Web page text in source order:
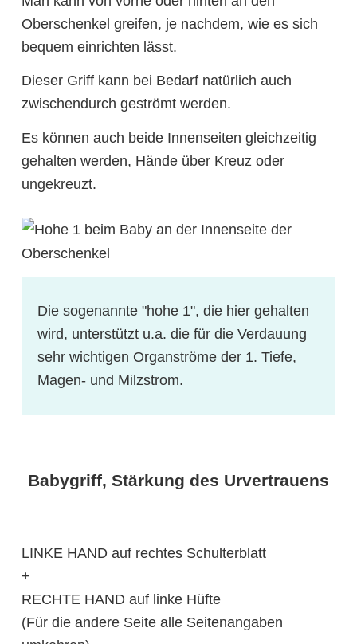
Oberschenkel greifen, je nachdem, wie es sich
bequem einrichten lässt.
Dieser Griff kann bei Bedarf natürlich auch
zwischendurch geströmt werden.
Es können auch beide Innenseiten gleichzeitig
gehalten werden, Hände über Kreuz oder
ungekreuzt.
Die sogenannte "hohe 1", die hier gehalten
wird, unterstützt u.a. die für die Verdauung
sehr wichtigen Organströme der 1. Tiefe,
Magen- und Milzstrom.
Babygriff, Stärkung des Urvertrauens
LINKE HAND auf rechtes Schulterblatt
+
RECHTE HAND auf linke Hüfte
(Für die andere Seite alle Seitenangaben